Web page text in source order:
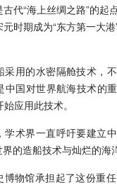
代“海上丝绸之路”的起
时期成为“东方第一大
采用的水密隔舱技术，
中国对世界航海技术的
应用此技术。
学术界一直呼吁要建立
的造船技术与灿烂的海
博物馆承担起了这份重